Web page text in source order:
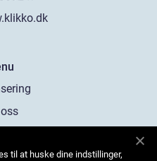
oss
til at huske dine indstillinger,